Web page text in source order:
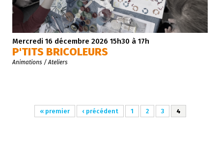
Mercredi 16 décembre 2026 15h30 à 17h
P'TITS BRICOLEURS
Animations / Ateliers
« premier ‹ précédent 1 2 3 4